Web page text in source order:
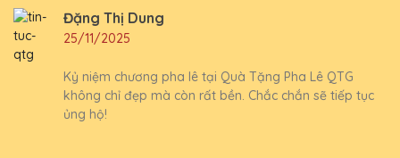
Đặng Thị Dung
25/11/2025
Kỷ niệm chương pha lê tại Quà Tặng Pha Lê QTG
không chỉ đẹp mà còn rất bền. Chắc chắn sẽ tiếp tục
ủng hộ!